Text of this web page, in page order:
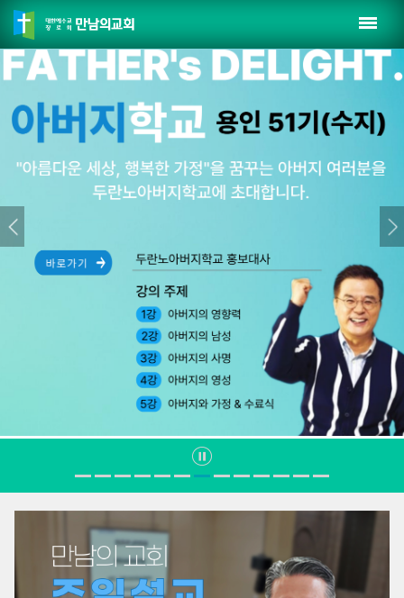
Prev
ious
Nex
t